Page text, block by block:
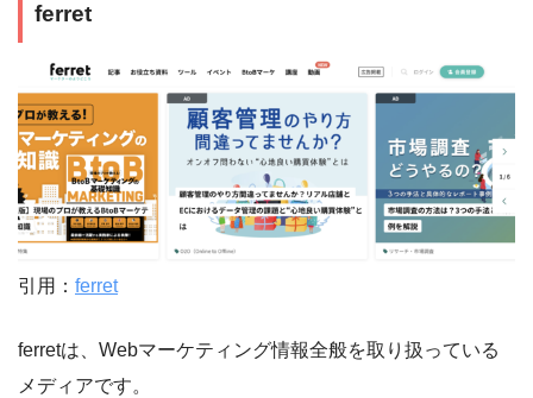
ferret
引用： ferret
ferretは、Webマーケティング情報全般を取り扱っている
メディアです。